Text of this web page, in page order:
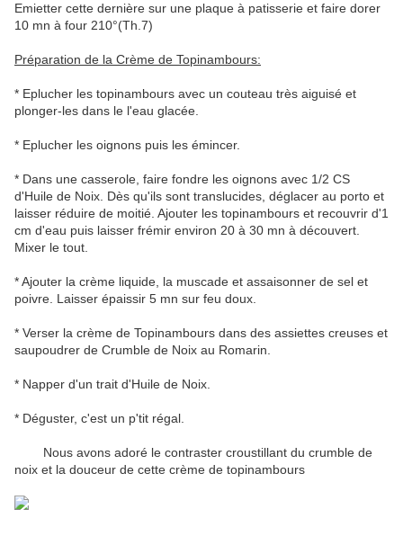
Emietter cette dernière sur une plaque à patisserie et faire dorer
10 mn à four 210°(Th.7)
Préparation de la Crème de Topinambours:
* Eplucher les topinambours avec un couteau très aiguisé et
plonger-les dans le l'eau glacée.
* Eplucher les oignons puis les émincer.
* Dans une casserole, faire fondre les oignons avec 1/2 CS
d'Huile de Noix. Dès qu'ils sont translucides, déglacer au porto et
laisser réduire de moitié. Ajouter les topinambours et recouvrir d'1
cm d'eau puis laisser frémir environ 20 à 30 mn à découvert.
Mixer le tout.
* Ajouter la crème liquide, la muscade et assaisonner de sel et
poivre. Laisser épaissir 5 mn sur feu doux.
* Verser la crème de Topinambours dans des assiettes creuses et
saupoudrer de Crumble de Noix au Romarin.
* Napper d'un trait d'Huile de Noix.
* Déguster, c'est un p'tit régal.
Nous avons adoré le contraster croustillant du crumble de
noix et la douceur de cette crème de topinambours